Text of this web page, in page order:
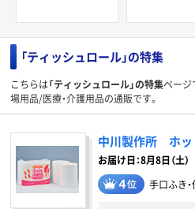
「ティッシュロール」の特集
こちらは「ティッシュロール」の特集ページ
場用品/医療・介護用品の通販です。
中川製作所 ホッ
お届け日：8月8日（土）
手口ふき